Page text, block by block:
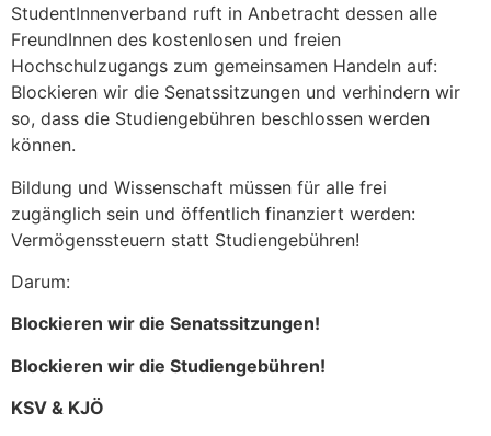
StudentInnenverband ruft in Anbetracht dessen alle
FreundInnen des kostenlosen und freien
Hochschulzugangs zum gemeinsamen Handeln auf:
Blockieren wir die Senatssitzungen und verhindern wir
so, dass die Studiengebühren beschlossen werden
können.
Bildung und Wissenschaft müssen für alle frei
zugänglich sein und öffentlich finanziert werden:
Vermögenssteuern statt Studiengebühren!
Darum:
Blockieren wir die Senatssitzungen!
Blockieren wir die Studiengebühren!
KSV & KJÖ